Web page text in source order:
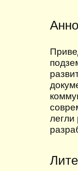
легли